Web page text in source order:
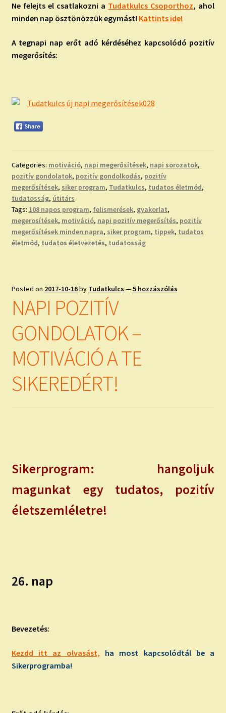
Ne felejts el csatlakozni a Tudatkulcs Csoporthoz, ahol
minden nap ösztönözzük egymást! Kattints ide!
A tegnapi nap erőt adó kérdéséhez kapcsolódó pozitív
megerősítés:
Categories: motiváció, napi megerősítések, napi sorozatok,
pozitív gondolatok, pozitív gondolkodás, pozitív
megerősítések, siker program, Tudatkulcs, tudatos életmód,
tudatosság, útitárs
Tags: 108 napos program, felismerések, gyakorlat,
megerosítések, motiváció, napi pozitív megerősítés, pozitív
megerősítések minden napra, siker program, tippek, tudatos
életmód, tudatos életvezetés, tudatosság
Posted on 2017-10-16by Tudatkulcs —5 hozzászólás
NAPI POZITÍV
GONDOLATOK –
MOTIVÁCIÓ A TE
SIKEREDÉRT!
Sikerprogram: hangoljuk
magunkat egy tudatos, pozitív
életszemléletre!
26. nap
Bevezetés:
Kezdd itt az olvasást, ha most kapcsolódtál be a
Sikerprogramba!